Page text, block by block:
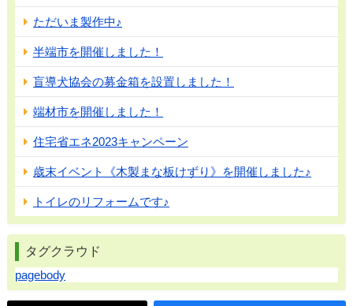
ただいま製作中♪
半端市を開催しました！
盲導犬協会の募金箱を設置しました！
端材市を開催しました！
住宅省エネ2023キャンペーン
歳末イベント《木製まな板けずり》を開催しました♪
トイレのリフォームです♪
タグクラウド
pagebody